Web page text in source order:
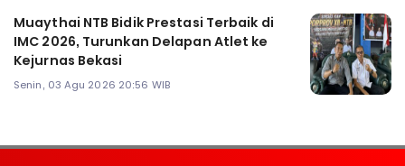
Muaythai NTB Bidik Prestasi Terbaik di
IMC 2026, Turunkan Delapan Atlet ke
Kejurnas Bekasi
Senin, 03 Agu 2026 20:56 WIB